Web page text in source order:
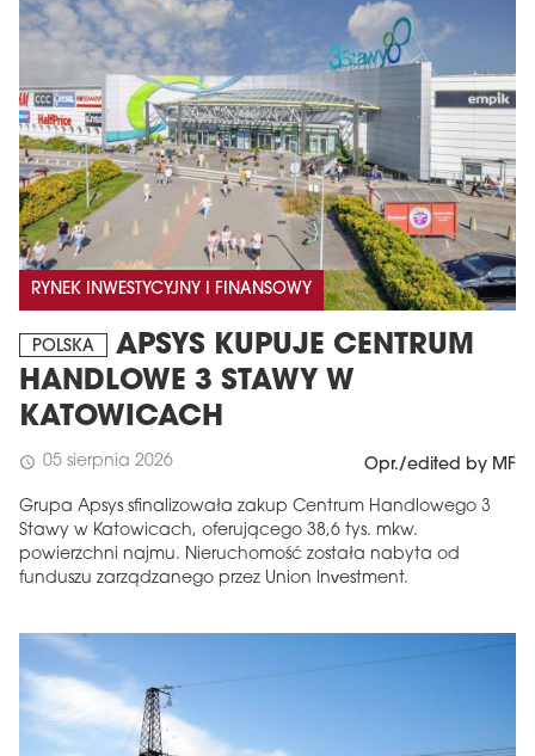
RYNEK INWESTYCYJNY I FINANSOWY
POLSKA
APSYS KUPUJE CENTRUM
HANDLOWE 3 STAWY W
KATOWICACH
schedule 05 sierpnia 2026 Opr./edited by MF
Grupa Apsys sfinalizowała zakup Centrum Handlowego 3
Stawy w Katowicach, oferującego 38,6 tys. mkw.
powierzchni najmu. Nieruchomość została nabyta od
funduszu zarządzanego przez Union Investment.